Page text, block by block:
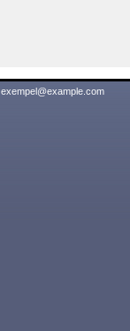
exempel@example.com